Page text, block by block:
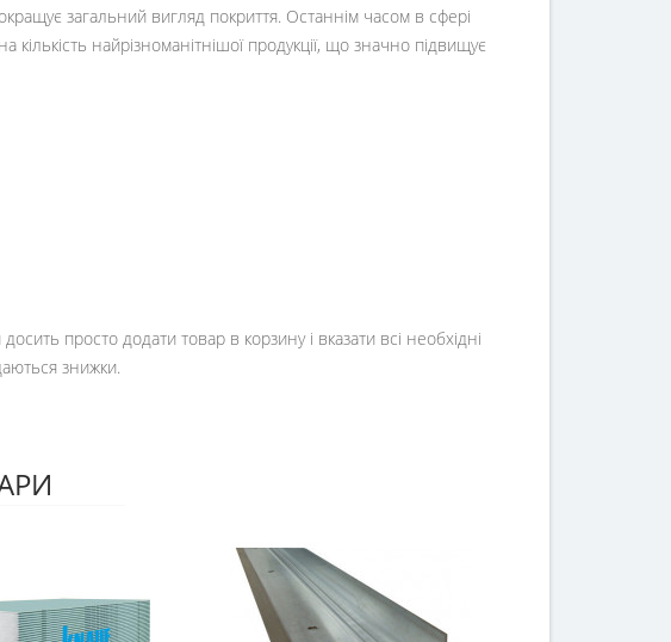
загальний вигляд покриття. Останнім часом в сфері
найрізноманітнішої продукції, що значно підвищує
просто додати товар в корзину і вказати всі необхідні
знижки.